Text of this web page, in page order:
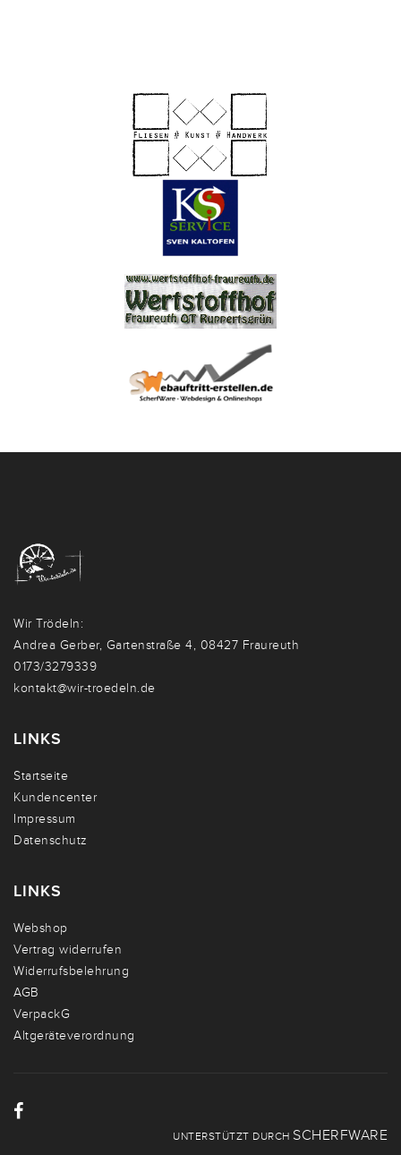
Wir Trödeln:
Andrea Gerber, Gartenstraße 4, 08427 Fraureuth
0173/3279339
kontakt@wir-troedeln.de
LINKS
Startseite
Kundencenter
Impressum
Datenschutz
LINKS
Webshop
Vertrag widerrufen
Widerrufsbelehrung
AGB
VerpackG
Altgeräteverordnung
UNTERSTÜTZT DURCH SCHERFWARE